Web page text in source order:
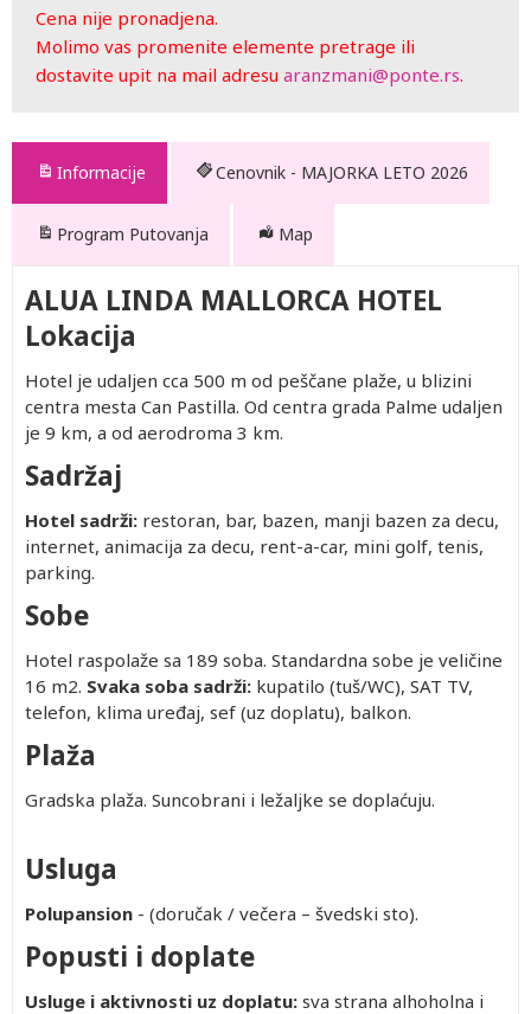
Cena nije pronadjena.
Molimo vas promenite elemente pretrage ili
dostavite upit na mail adresu aranzmani@ponte.rs.
Informacije Cenovnik - MAJORKA LETO 2026
Program Putovanja Map
ALUA LINDA MALLORCA HOTEL
Lokacija
Hotel je udaljen cca 500 m od peščane plaže, u blizini
centra mesta Can Pastilla. Od centra grada Palme udaljen
je 9 km, a od aerodroma 3 km.
Sadržaj
Hotel sadrži: restoran, bar, bazen, manji bazen za decu,
internet, animacija za decu, rent-a-car, mini golf, tenis,
parking.
Sobe
Hotel raspolaže sa 189 soba. Standardna sobe je veličine
16 m2. Svaka soba sadrži: kupatilo (tuš/WC), SAT TV,
telefon, klima uređaj, sef (uz doplatu), balkon.
Plaža
Gradska plaža. Suncobrani i ležaljke se doplaćuju.
Usluga
Polupansion - (doručak / večera – švedski sto).
Popusti i doplate
Usluge i aktivnosti uz doplatu: sva strana alhoholna i